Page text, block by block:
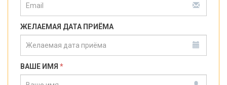
ЖЕЛАЕМАЯ ДАТА ПРИЁМА
ВАШЕ ИМЯ *